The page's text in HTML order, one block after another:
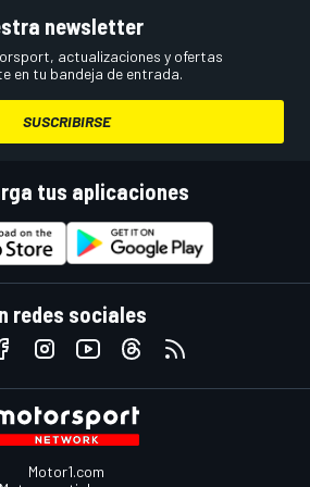
newsletter
actualizaciones y ofertas
en tu bandeja de entrada.
SUSCRIBIRSE
tus aplicaciones
redes sociales
Motor1.com